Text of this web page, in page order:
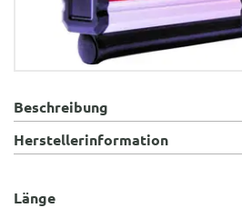
Beschreibung
Herstellerinformation
Länge